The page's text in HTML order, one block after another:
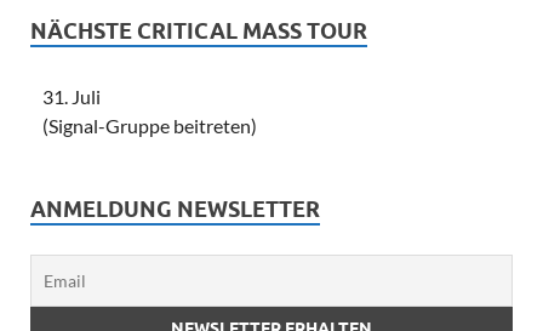
NÄCHSTE CRITICAL MASS TOUR
31. Juli
(Signal-Gruppe beitreten)
ANMELDUNG NEWSLETTER